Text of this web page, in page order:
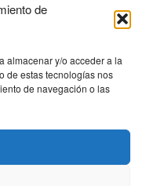
de
almacenar y/o acceder a la
de estas tecnologías nos
de navegación o las
|Home